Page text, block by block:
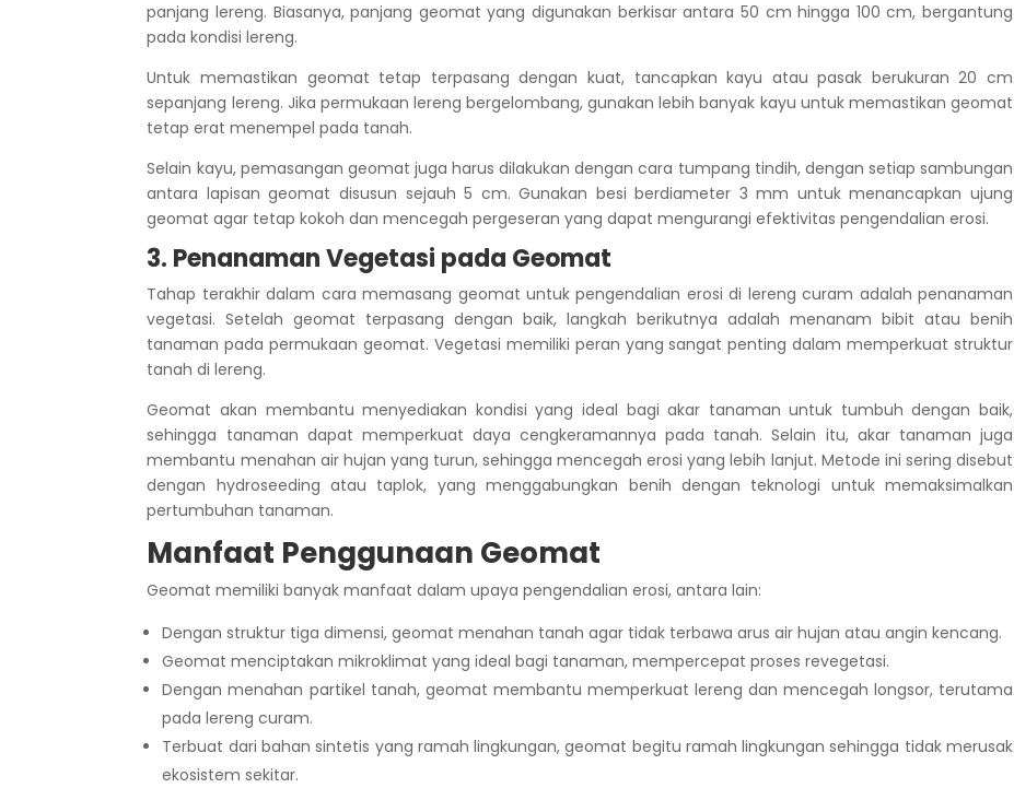
panjang lereng. Biasanya, panjang geomat yang digunakan berkisar antara 50 cm hingga 100 cm, bergantung
pada kondisi lereng.
Untuk memastikan geomat tetap terpasang dengan kuat, tancapkan kayu atau pasak berukuran 20 cm
sepanjang lereng. Jika permukaan lereng bergelombang, gunakan lebih banyak kayu untuk memastikan geomat
tetap erat menempel pada tanah.
Selain kayu, pemasangan geomat juga harus dilakukan dengan cara tumpang tindih, dengan setiap sambungan
antara lapisan geomat disusun sejauh 5 cm. Gunakan besi berdiameter 3 mm untuk menancapkan ujung
geomat agar tetap kokoh dan mencegah pergeseran yang dapat mengurangi efektivitas pengendalian erosi.
3. Penanaman Vegetasi pada Geomat
Tahap terakhir dalam cara memasang geomat untuk pengendalian erosi di lereng curam adalah penanaman
vegetasi. Setelah geomat terpasang dengan baik, langkah berikutnya adalah menanam bibit atau benih
tanaman pada permukaan geomat. Vegetasi memiliki peran yang sangat penting dalam memperkuat struktur
tanah di lereng.
Geomat akan membantu menyediakan kondisi yang ideal bagi akar tanaman untuk tumbuh dengan baik,
sehingga tanaman dapat memperkuat daya cengkeramannya pada tanah. Selain itu, akar tanaman juga
membantu menahan air hujan yang turun, sehingga mencegah erosi yang lebih lanjut. Metode ini sering disebut
dengan hydroseeding atau taplok, yang menggabungkan benih dengan teknologi untuk memaksimalkan
pertumbuhan tanaman.
Manfaat Penggunaan Geomat
Geomat memiliki banyak manfaat dalam upaya pengendalian erosi, antara lain:
Dengan struktur tiga dimensi, geomat menahan tanah agar tidak terbawa arus air hujan atau angin kencang.
Geomat menciptakan mikroklimat yang ideal bagi tanaman, mempercepat proses revegetasi.
Dengan menahan partikel tanah, geomat membantu memperkuat lereng dan mencegah longsor, terutama
pada lereng curam.
Terbuat dari bahan sintetis yang ramah lingkungan, geomat begitu ramah lingkungan sehingga tidak merusak
ekosistem sekitar.